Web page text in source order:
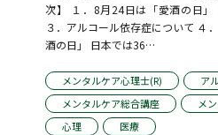
次】 １．8月24日は「愛酒の日
３．アルコール依存症について ４
酒の日」 日本では36…
メンタルケア心理士(R)
ア
メンタルケア総合講座
メ
心理
医療